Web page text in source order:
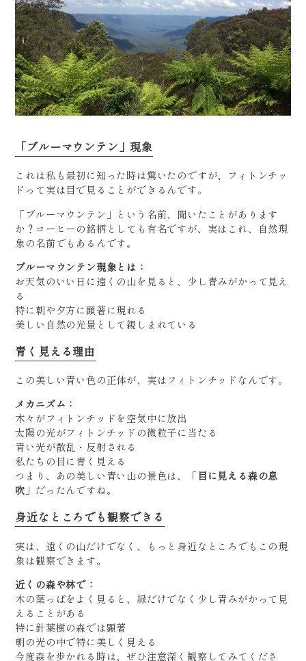
「ブルーマウンテン」現象
これは私も最初に知った時は驚いたのですが、フィトンチッ
ドって実は目で見ることができるんです。
「ブルーマウンテン」という名前、聞いたことがあります
か？コーヒーの銘柄としても有名ですが、実はこれ、自然現
象の名前でもあるんです。
ブルーマウンテン現象とは：
お天気のいい日に遠くの山を見ると、少し青みがかって見え
る
特に朝や夕方に顕著に現れる
美しい自然の光景として親しまれている
青く見える理由
この美しい青い色の正体が、実はフィトンチッドなんです。
メカニズム：
木々がフィトンチッドを空気中に放出
太陽の光がフィトンチッドの微粒子に当たる
青い光が散乱・反射される
私たちの目に青く見える
つまり、あの美しい青い山の景色は、「目に見える森の息
吹 」だったんですね。
身近なところでも観察できる
実は、遠くの山だけでなく、もっと身近なところでもこの現
象は観察できます。
近くの森や林で：
木の葉っぱをよく見ると、緑だけでなく少し青みがかって見
えることがある
特に針葉樹の森では顕著
朝の光の中で特に美しく見える
今度森を歩かれる時は、ぜひ注意深く観察してみてくださ